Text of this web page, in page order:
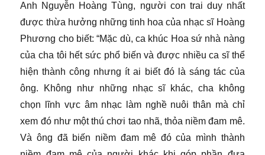
Anh Nguyễn Hoàng Tùng, người con trai duy nhất
được thừa hưởng những tinh hoa của nhạc sĩ Hoàng
Phương cho biết: “Mặc dù, ca khúc Hoa sứ nhà nàng
của cha tôi hết sức phổ biến và được nhiều ca sĩ thể
hiện thành công nhưng ít ai biết đó là sáng tác của
ông. Không như những nhạc sĩ khác, cha không
chọn lĩnh vực âm nhạc làm nghề nuôi thân mà chỉ
xem đó như một thú chơi tao nhã, thỏa niềm đam mê.
Và ông đã biến niềm đam mê đó của mình thành